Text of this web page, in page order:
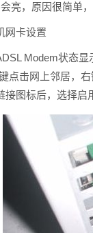
亮，原因很简单
卡设置
Modem状态显
点击网上邻居，
接图标后，选择启